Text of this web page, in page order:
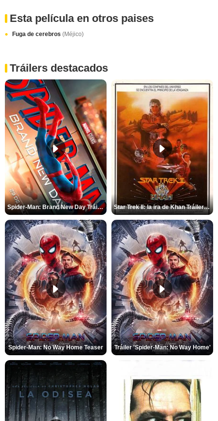
Esta película en otros paises
Fuga de cerebros (Méjico)
Tráilers destacados
Spider-Man: Brand New Day Tráiler (3) Star Trek II: la ira de Khan Tráiler VO
Spider-Man: No Way Home Teaser Tráiler 'Spider-Man: No Way Home'